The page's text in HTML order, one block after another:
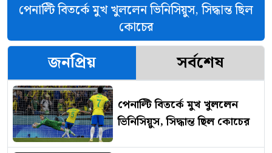
পেনাল্টি বিতর্কে মুখ খুললেন ভিনিসিয়ুস, সিদ্ধান্ত ছিল
কোচের
জনপ্রিয় সর্বশেষ
পেনাল্টি বিতর্কে মুখ খুললেন
ভিনিসিয়ুস, সিদ্ধান্ত ছিল কোচের